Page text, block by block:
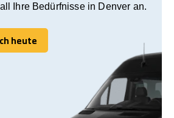
Ihre Bedürfnisse in Denver an.
heute
heute